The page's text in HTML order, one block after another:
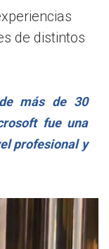
de distintos
más de 30
fue una
profesional y